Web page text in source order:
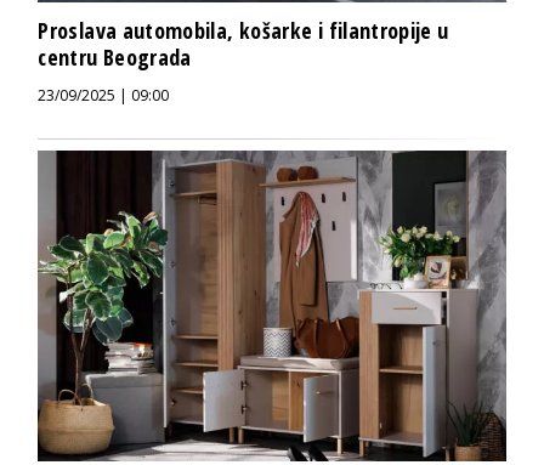
Proslava automobila, košarke i filantropije u
centru Beograda
23/09/2025 | 09:00